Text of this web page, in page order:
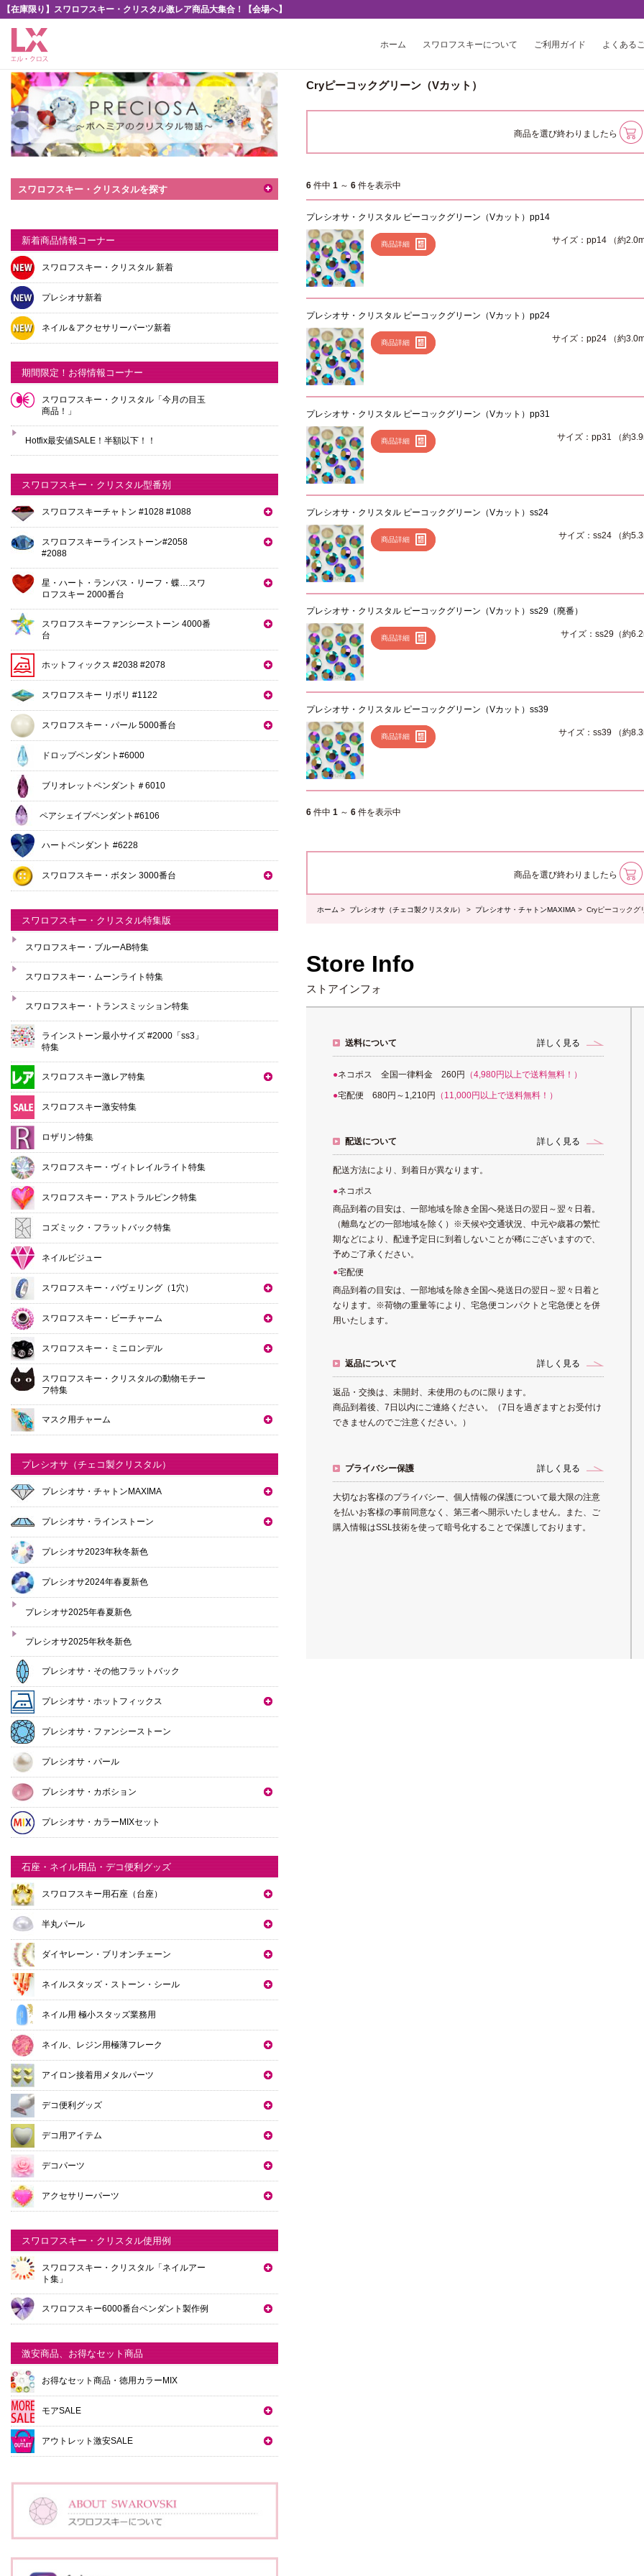
【在庫限り】スワロフスキー・クリスタル激レア商品大集合！【会場へ】
ホーム スワロフスキーについて ご利用ガイド よくある
Cryピーコックグリーン（Vカット）
商品を選び終わりましたら
6 件中1 ～6 件を表示中
プレシオサ・クリスタル ピーコックグリーン（Vカット）pp14
商品詳細 サイズ：pp14 （約
プレシオサ・クリスタル ピーコックグリーン（Vカット）pp24
商品詳細 サイズ：pp24 （約
プレシオサ・クリスタル ピーコックグリーン（Vカット）pp31
商品詳細 サイズ：pp31 （約
プレシオサ・クリスタル ピーコックグリーン（Vカット）ss24
商品詳細 サイズ：ss24 （約
プレシオサ・クリスタル ピーコックグリーン（Vカット）ss29（廃番）
商品詳細 サイズ：ss29（約
プレシオサ・クリスタル ピーコックグリーン（Vカット）ss39
商品詳細 サイズ：ss39 （約
6 件中1 ～6 件を表示中
商品を選び終わりましたら
ホーム > プレシオサ（チェコ製クリスタル） > プレシオサ・チャトンMAXIMA > Cryピーコックグ
Store Info
ストアインフォ
送料について 詳しく見る
ネコポス 全国一律料金 260円 （4,980円以上で送料無料！）
宅配便 680円～1,210円 （11,000円以上で送料無料！）
配送について 詳しく見る
配送方法により、到着日が異なります。
ネコポス
商品到着の目安は、一部地域を除き全国へ発送日の翌日～翌々日着。
（離島などの一部地域を除く）※天候や交通状況、中元や歳暮の繁忙
期などにより、配達予定日に到着しないことが稀にございますので、
予めご了承ください。
宅配便
商品到着の目安は、一部地域を除き全国へ発送日の翌日～翌々日着と
なります。※荷物の重量等により、宅急便コンパクトと宅急便とを併
用いたします。
返品について 詳しく見る
返品・交換は、未開封、未使用のものに限ります。
商品到着後、7日以内にご連絡ください。（7日を過ぎますとお受付け
できませんのでご注意ください。）
プライバシー保護 詳しく見る
大切なお客様のプライバシー、個人情報の保護について最大限の注意
を払いお客様の事前同意なく、第三者へ開示いたしません。また、ご
購入情報はSSL技術を使って暗号化することで保護しております。
スワロフスキー・クリスタルを探す
新着商品情報コーナー
スワロフスキー・クリスタル 新着
プレシオサ新着
ネイル＆アクセサリーパーツ新着
期間限定！お得情報コーナー
スワロフスキー・クリスタル「今月の目玉
商品！」
Hotfix最安値SALE！半額以下！！
スワロフスキー・クリスタル型番別
スワロフスキーチャトン #1028 #1088
スワロフスキーラインストーン#2058
#2088
星・ハート・ランバス・リーフ・蝶…スワ
ロフスキー 2000番台
スワロフスキーファンシーストーン 4000番
台
ホットフィックス #2038 #2078
スワロフスキー リボリ #1122
スワロフスキー・パール 5000番台
ドロップペンダント#6000
ブリオレットペンダント＃6010
ペアシェイプペンダント#6106
ハートペンダント #6228
スワロフスキー・ボタン 3000番台
スワロフスキー・クリスタル特集版
スワロフスキー・ブルーAB特集
スワロフスキー・ムーンライト特集
スワロフスキー・トランスミッション特集
ラインストーン最小サイズ #2000「ss3」
特集
スワロフスキー激レア特集
スワロフスキー激安特集
ロザリン特集
スワロフスキー・ヴィトレイルライト特集
スワロフスキー・アストラルピンク特集
コズミック・フラットバック特集
ネイルビジュー
スワロフスキー・パヴェリング（1穴）
スワロフスキー・ビーチャーム
スワロフスキー・ミニロンデル
スワロフスキー・クリスタルの動物モチー
フ特集
マスク用チャーム
プレシオサ（チェコ製クリスタル）
プレシオサ・チャトンMAXIMA
プレシオサ・ラインストーン
プレシオサ2023年秋冬新色
プレシオサ2024年春夏新色
プレシオサ2025年春夏新色
プレシオサ2025年秋冬新色
プレシオサ・その他フラットバック
プレシオサ・ホットフィックス
プレシオサ・ファンシーストーン
プレシオサ・パール
プレシオサ・カボション
プレシオサ・カラーMIXセット
石座・ネイル用品・デコ便利グッズ
スワロフスキー用石座（台座）
半丸パール
ダイヤレーン・ブリオンチェーン
ネイルスタッズ・ストーン・シール
ネイル用 極小スタッズ業務用
ネイル、レジン用極薄フレーク
アイロン接着用メタルパーツ
デコ便利グッズ
デコ用アイテム
デコパーツ
アクセサリーパーツ
スワロフスキー・クリスタル使用例
スワロフスキー・クリスタル「ネイルアー
ト集」
スワロフスキー6000番台ペンダント製作例
激安商品、お得なセット商品
お得なセット商品・徳用カラーMIX
モアSALE
アウトレット激安SALE